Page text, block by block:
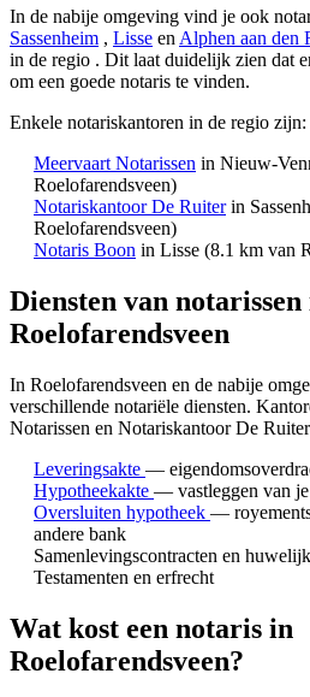
In de nabije omgeving vind je ook
Sassenheim , Lisse en Alphen aan den
in de regio . Dit laat duidelijk zien dat
om een goede notaris te vinden.
Enkele notariskantoren in de regio zijn:
Meervaart Notarissen in Nieuw-
Roelofarendsveen)
Notariskantoor De Ruiterin
Roelofarendsveen)
Notaris Boon in Lisse (8.1 km van
Diensten van notarissen
Roelofarendsveen
In Roelofarendsveen en de nabije
verschillende notariële diensten.
Notarissen en Notariskantoor De
Leveringsakte —
Hypotheekakte — vastleggen van
Oversluiten hypotheek —
andere bank
Samenlevingscontracten en
Testamenten en erfrecht
Wat kost een notaris in
Roelofarendsveen?